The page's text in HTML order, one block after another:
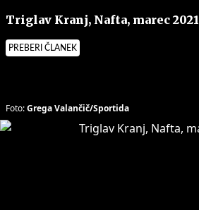
Triglav Kranj, Nafta, marec 2021
PREBERI ČLANEK
Foto:Grega Valančič/Sportida